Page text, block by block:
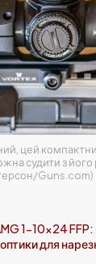
цей
судити з його
Guns.com)
1-10×24
для